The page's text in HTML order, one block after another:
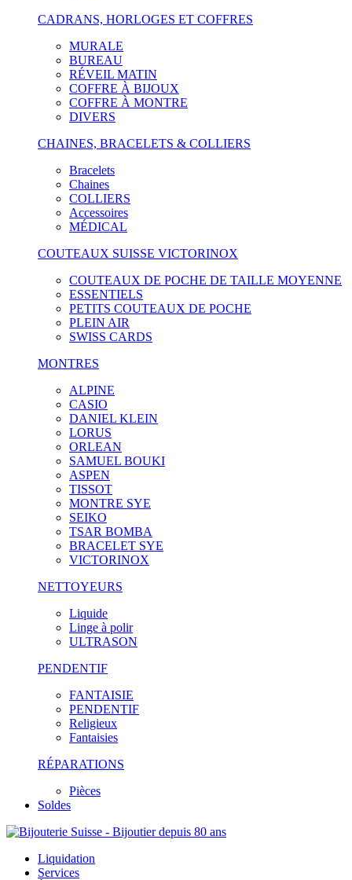
CADRANS, HORLOGES ET COFFRES
MURALE
BUREAU
RÉVEIL MATIN
COFFRE À BIJOUX
COFFRE À MONTRE
DIVERS
CHAINES, BRACELETS & COLLIERS
Bracelets
Chaines
COLLIERS
Accessoires
MÉDICAL
COUTEAUX SUISSE VICTORINOX
COUTEAUX DE POCHE DE TAILLE MOYENNE
ESSENTIELS
PETITS COUTEAUX DE POCHE
PLEIN AIR
SWISS CARDS
MONTRES
ALPINE
CASIO
DANIEL KLEIN
LORUS
ORLEAN
SAMUEL BOUKI
ASPEN
TISSOT
MONTRE SYE
SEIKO
TSAR BOMBA
BRACELET SYE
VICTORINOX
NETTOYEURS
Liquide
Linge à polir
ULTRASON
PENDENTIF
FANTAISIE
PENDENTIF
Religieux
Fantaisies
RÉPARATIONS
Pièces
Soldes
Liquidation
Services